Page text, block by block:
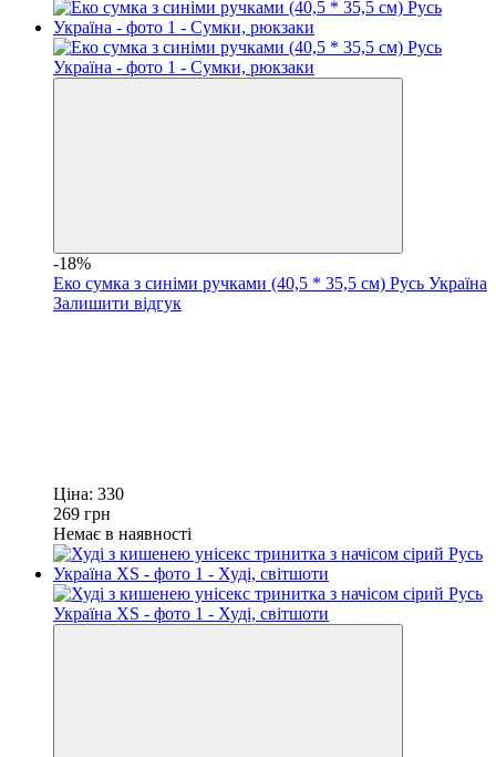
-18%
Еко сумка з синіми ручками (40,5 * 35,5 см) Русь Україна
Залишити відгук
Ціна: 330
269 грн
Немає в наявності